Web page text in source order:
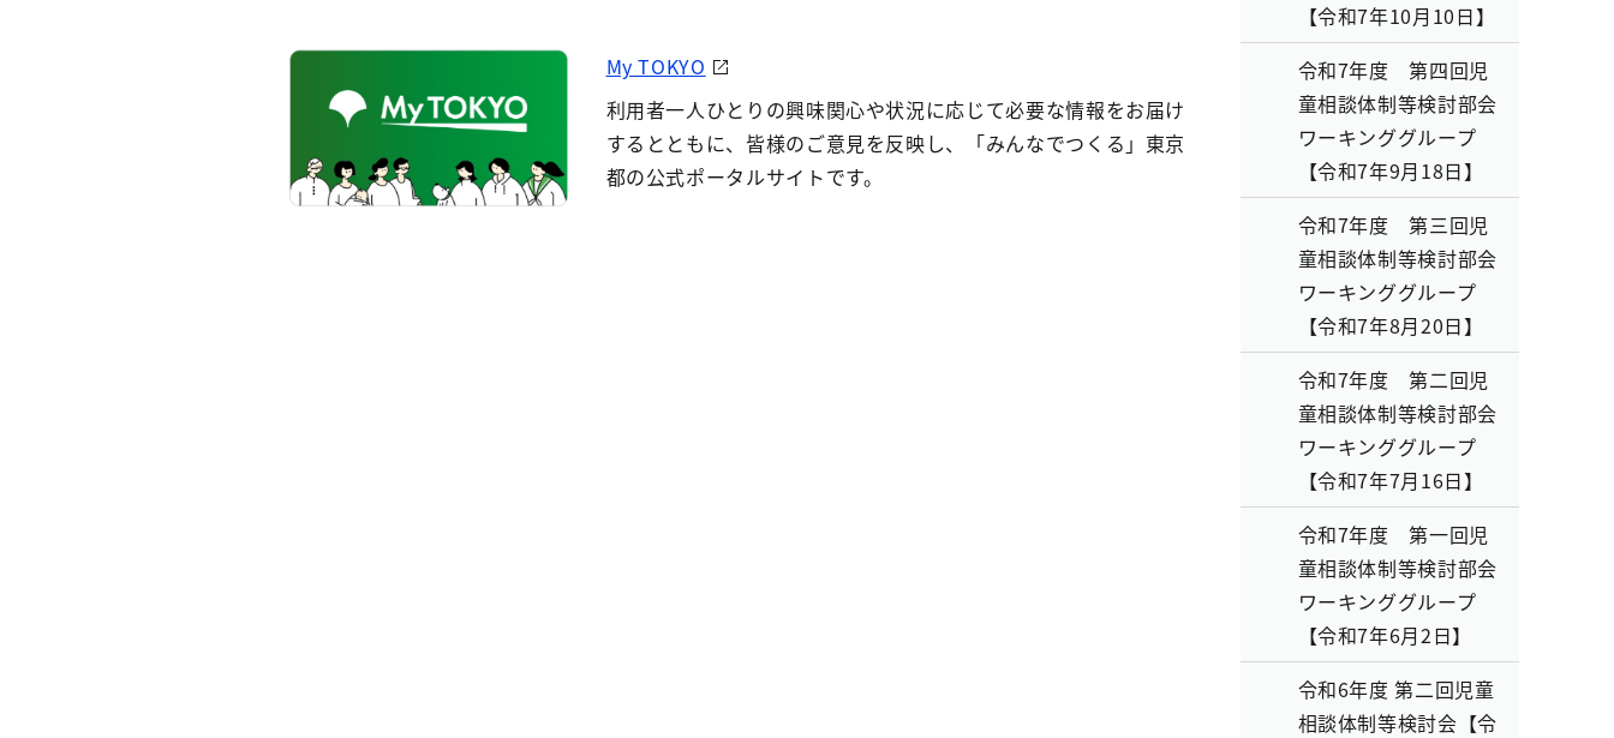
My TOKYO
利用者一人ひとりの興味関心や状況に応じて必要な情報をお届け
するとともに、皆様のご意見を反映し、「みんなでつくる」東京
都の公式ポータルサイトです。
【令和7年10月10日】
令和7年度 第四回児
童相談体制等検討部会
ワーキンググループ
【令和7年9月18日】
令和7年度 第三回児
童相談体制等検討部会
ワーキンググループ
【令和7年8月20日】
令和7年度 第二回児
童相談体制等検討部会
ワーキンググループ
【令和7年7月16日】
令和7年度 第一回児
童相談体制等検討部会
ワーキンググループ
【令和7年6月2日】
令和6年度 第二回児童
相談体制等検討会【令